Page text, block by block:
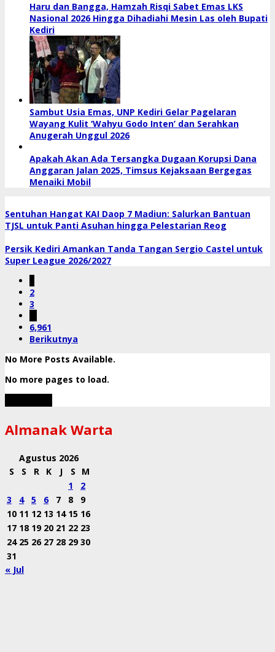
Haru dan Bangga, Hamzah Risqi Sabet Emas LKS
Nasional 2026 Hingga Dihadiahi Mesin Las oleh Bupati
Kediri
Sambut Usia Emas, UNP Kediri Gelar Pagelaran
Wayang Kulit ‘Wahyu Godo Inten’ dan Serahkan
Anugerah Unggul 2026
Apakah Akan Ada Tersangka Dugaan Korupsi Dana
Anggaran Jalan 2025, Timsus Kejaksaan Bergegas
Menaiki Mobil
Sentuhan Hangat KAI Daop 7 Madiun: Salurkan Bantuan
TJSL untuk Panti Asuhan hingga Pelestarian Reog
Persik Kediri Amankan Tanda Tangan Sergio Castel untuk
Super League 2026/2027
2
3
6,961
Berikutnya
No More Posts Available.
No more pages to load.
Almanak Warta
Agustus 2026
S
S R K J S
M
1
2
3
4 5 6 7 8
9
10 11 12 13 14 15 16
17 18 19 20 21 22 23
24 25 26 27 28 29 30
31
« Jul